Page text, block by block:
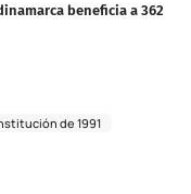
beneficia a 362
de 1991